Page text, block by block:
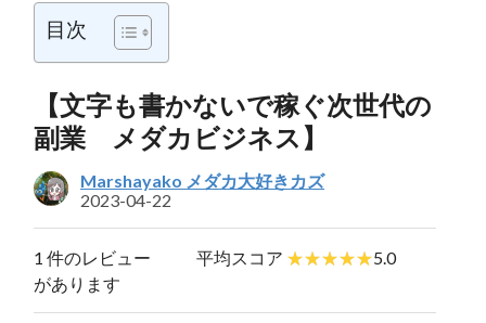
目次
【文字も書かないで稼ぐ次世代の
副業 メダカビジネス】
Marshayako メダカ大好きカズ
2023-04-22
1 件のレビュー
があります
平均スコア 5.0